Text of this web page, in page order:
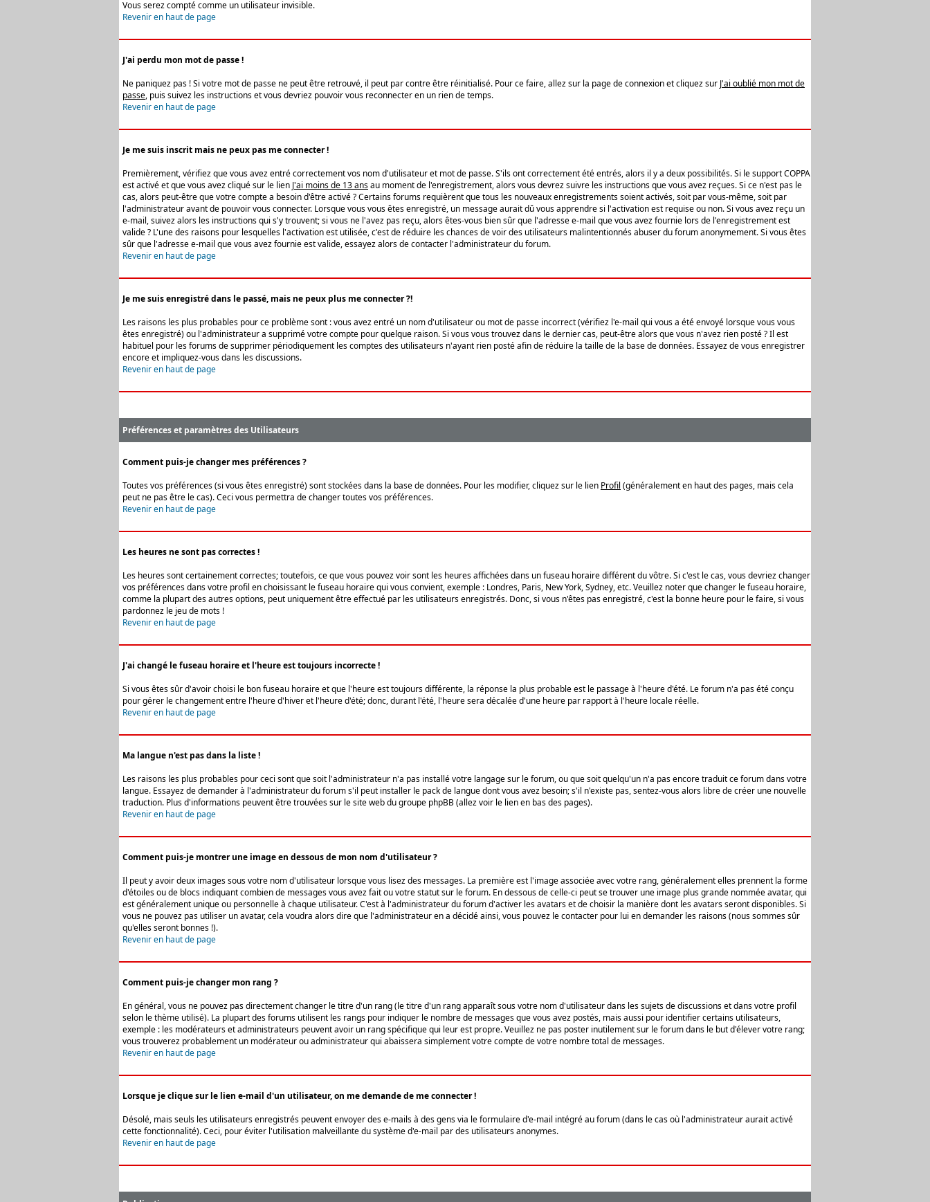
Vous serez compté comme un utilisateur invisible.
Revenir en haut de page
J'ai perdu mon mot de passe !
Ne paniquez pas ! Si votre mot de passe ne peut être retrouvé, il peut par contre être réinitialisé. Pour ce faire, allez sur la page de connexion et cliquez sur J'ai oublié mon mot de
passe, puis suivez les instructions et vous devriez pouvoir vous reconnecter en un rien de temps.
Revenir en haut de page
Je me suis inscrit mais ne peux pas me connecter !
Premièrement, vérifiez que vous avez entré correctement vos nom d'utilisateur et mot de passe. S'ils ont correctement été entrés, alors il y a deux possibilités. Si le support COPPA
est activé et que vous avez cliqué sur le lien J'ai moins de 13 ansau moment de l'enregistrement, alors vous devrez suivre les instructions que vous avez reçues. Si ce n'est pas le
cas, alors peut-être que votre compte a besoin d'être activé ? Certains forums requièrent que tous les nouveaux enregistrements soient activés, soit par vous-même, soit par
l'administrateur avant de pouvoir vous connecter. Lorsque vous vous êtes enregistré, un message aurait dû vous apprendre si l'activation est requise ou non. Si vous avez reçu un
e-mail, suivez alors les instructions qui s'y trouvent; si vous ne l'avez pas reçu, alors êtes-vous bien sûr que l'adresse e-mail que vous avez fournie lors de l'enregistrement est
valide ? L'une des raisons pour lesquelles l'activation est utilisée, c'est de réduire les chances de voir des utilisateurs malintentionnés abuser du forum anonymement. Si vous êtes
sûr que l'adresse e-mail que vous avez fournie est valide, essayez alors de contacter l'administrateur du forum.
Revenir en haut de page
Je me suis enregistré dans le passé, mais ne peux plus me connecter ?!
Les raisons les plus probables pour ce problème sont : vous avez entré un nom d'utilisateur ou mot de passe incorrect (vérifiez l'e-mail qui vous a été envoyé lorsque vous vous
êtes enregistré) ou l'administrateur a supprimé votre compte pour quelque raison. Si vous vous trouvez dans le dernier cas, peut-être alors que vous n'avez rien posté ? Il est
habituel pour les forums de supprimer périodiquement les comptes des utilisateurs n'ayant rien posté afin de réduire la taille de la base de données. Essayez de vous enregistrer
encore et impliquez-vous dans les discussions.
Revenir en haut de page
Préférences et paramètres des Utilisateurs
Comment puis-je changer mes préférences ?
Toutes vos préférences (si vous êtes enregistré) sont stockées dans la base de données. Pour les modifier, cliquez sur le lien Profil (généralement en haut des pages, mais cela
peut ne pas être le cas). Ceci vous permettra de changer toutes vos préférences.
Revenir en haut de page
Les heures ne sont pas correctes !
Les heures sont certainement correctes; toutefois, ce que vous pouvez voir sont les heures affichées dans un fuseau horaire différent du vôtre. Si c'est le cas, vous devriez changer
vos préférences dans votre profil en choisissant le fuseau horaire qui vous convient, exemple : Londres, Paris, New York, Sydney, etc. Veuillez noter que changer le fuseau horaire,
comme la plupart des autres options, peut uniquement être effectué par les utilisateurs enregistrés. Donc, si vous n'êtes pas enregistré, c'est la bonne heure pour le faire, si vous
pardonnez le jeu de mots !
Revenir en haut de page
J'ai changé le fuseau horaire et l'heure est toujours incorrecte !
Si vous êtes sûr d'avoir choisi le bon fuseau horaire et que l'heure est toujours différente, la réponse la plus probable est le passage à l'heure d'été. Le forum n'a pas été conçu
pour gérer le changement entre l'heure d'hiver et l'heure d'été; donc, durant l'été, l'heure sera décalée d'une heure par rapport à l'heure locale réelle.
Revenir en haut de page
Ma langue n'est pas dans la liste !
Les raisons les plus probables pour ceci sont que soit l'administrateur n'a pas installé votre langage sur le forum, ou que soit quelqu'un n'a pas encore traduit ce forum dans votre
langue. Essayez de demander à l'administrateur du forum s'il peut installer le pack de langue dont vous avez besoin; s'il n'existe pas, sentez-vous alors libre de créer une nouvelle
traduction. Plus d'informations peuvent être trouvées sur le site web du groupe phpBB (allez voir le lien en bas des pages).
Revenir en haut de page
Comment puis-je montrer une image en dessous de mon nom d'utilisateur ?
Il peut y avoir deux images sous votre nom d'utilisateur lorsque vous lisez des messages. La première est l'image associée avec votre rang, généralement elles prennent la forme
d'étoiles ou de blocs indiquant combien de messages vous avez fait ou votre statut sur le forum. En dessous de celle-ci peut se trouver une image plus grande nommée avatar, qui
est généralement unique ou personnelle à chaque utilisateur. C'est à l'administrateur du forum d'activer les avatars et de choisir la manière dont les avatars seront disponibles. Si
vous ne pouvez pas utiliser un avatar, cela voudra alors dire que l'administrateur en a décidé ainsi, vous pouvez le contacter pour lui en demander les raisons (nous sommes sûr
qu'elles seront bonnes !).
Revenir en haut de page
Comment puis-je changer mon rang ?
En général, vous ne pouvez pas directement changer le titre d'un rang (le titre d'un rang apparaît sous votre nom d'utilisateur dans les sujets de discussions et dans votre profil
selon le thème utilisé). La plupart des forums utilisent les rangs pour indiquer le nombre de messages que vous avez postés, mais aussi pour identifier certains utilisateurs,
exemple : les modérateurs et administrateurs peuvent avoir un rang spécifique qui leur est propre. Veuillez ne pas poster inutilement sur le forum dans le but d'élever votre rang;
vous trouverez probablement un modérateur ou administrateur qui abaissera simplement votre compte de votre nombre total de messages.
Revenir en haut de page
Lorsque je clique sur le lien e-mail d'un utilisateur, on me demande de me connecter !
Désolé, mais seuls les utilisateurs enregistrés peuvent envoyer des e-mails à des gens via le formulaire d'e-mail intégré au forum (dans le cas où l'administrateur aurait activé
cette fonctionnalité). Ceci, pour éviter l'utilisation malveillante du système d'e-mail par des utilisateurs anonymes.
Revenir en haut de page